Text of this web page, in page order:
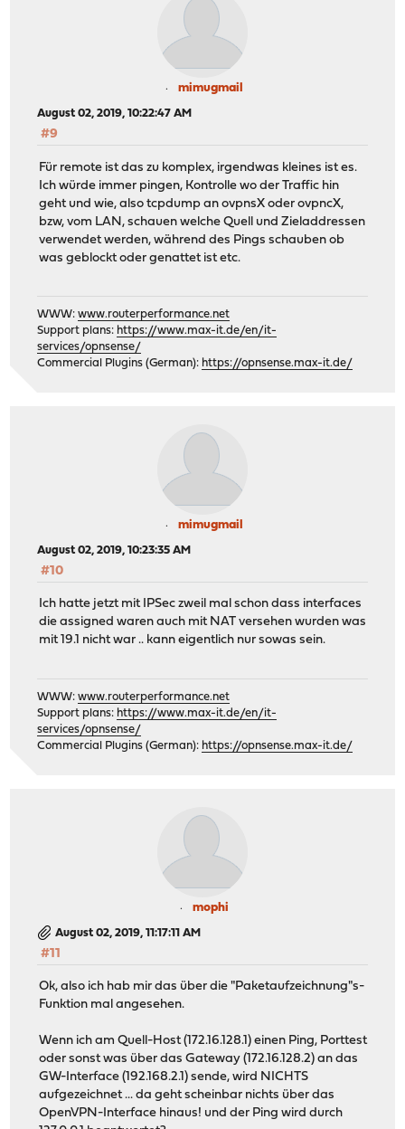
mimugmail
August 02, 2019, 10:22:47 AM
#9
Für remote ist das zu komplex, irgendwas kleines ist es.
Ich würde immer pingen, Kontrolle wo der Traffic hin
geht und wie, also tcpdump an ovpnsX oder ovpncX,
bzw, vom LAN, schauen welche Quell und Zieladdressen
verwendet werden, während des Pings schauben ob
was geblockt oder genattet ist etc.
WWW:www.routerperformance.net
Support plans: https://www.max-it.de/en/it-
services/opnsense/
Commercial Plugins (German): https://opnsense.max-it.de/
mimugmail
August 02, 2019, 10:23:35 AM
#10
Ich hatte jetzt mit IPSec zweil mal schon dass interfaces
die assigned waren auch mit NAT versehen wurden was
mit 19.1 nicht war .. kann eigentlich nur sowas sein.
WWW:www.routerperformance.net
Support plans: https://www.max-it.de/en/it-
services/opnsense/
Commercial Plugins (German): https://opnsense.max-it.de/
mophi
August 02, 2019, 11:17:11 AM
#11
Ok, also ich hab mir das über die "Paketaufzeichnung"s-
Funktion mal angesehen.
Wenn ich am Quell-Host (172.16.128.1) einen Ping, Porttest
oder sonst was über das Gateway (172.16.128.2) an das
GW-Interface (192.168.2.1) sende, wird NICHTS
aufgezeichnet ... da geht scheinbar nichts über das
OpenVPN-Interface hinaus! und der Ping wird durch